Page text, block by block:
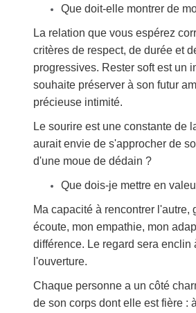
Que doit-elle montrer de
La relation que vous espérez
critères de respect, de durée et
progressives. Rester soft est un
souhaite préserver à son futur
précieuse intimité.
Le sourire est une constante de
aurait envie de s'approcher de
d'une moue de dédain ?
Que dois-je mettre en
Ma capacité à rencontrer l'autre,
écoute, mon empathie, mon
différence. Le regard sera enclin
l'ouverture.
Chaque personne a un côté
de son corps dont elle est fière :